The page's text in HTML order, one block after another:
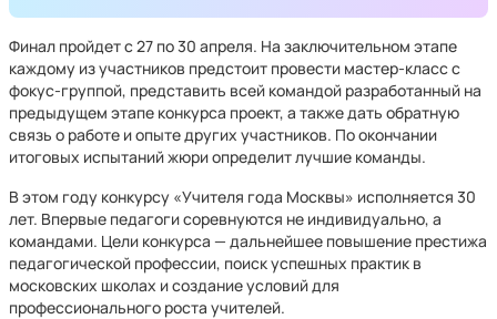
Финал пройдет с 27 по 30 апреля. На заключительном этапе
каждому из участников предстоит провести мастер-класс с
фокус-группой, представить всей командой разработанный на
предыдущем этапе конкурса проект, а также дать обратную
связь о работе и опыте других участников. По окончании
итоговых испытаний жюри определит лучшие команды.
В этом году конкурсу «Учителя года Москвы» исполняется 30
лет. Впервые педагоги соревнуются не индивидуально, а
командами. Цели конкурса — дальнейшее повышение престижа
педагогической профессии, поиск успешных практик в
московских школах и создание условий для
профессионального роста учителей.